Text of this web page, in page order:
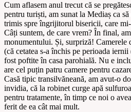
Cum aflasem anul trecut că se
pentru turiști, am sunat la Mediaș ca
trimis spre îngrijitorul bisericii, care mi-
Câți suntem, de care vrem? În final,
monumentului. Și, surpriză! Camerele
(că cetatea s-a închis pe perioada
fost poftite în casa parohială. Nu e
are cel puțin patru camere pentru
Casă tipic transilvăneană, am avut-o
invidia, că la robinet curge apă
pentru tratamente, în timp ce noi o
ferit de ea cât mai mult.